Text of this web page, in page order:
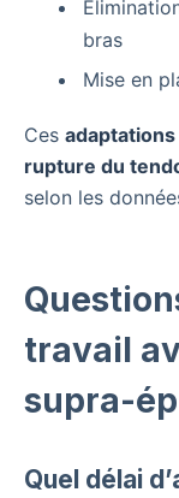
bras
Mise en
Ces
rupture du
selon les
travail
supra-
Quel délai